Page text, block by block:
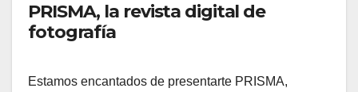
PRISMA, la revista digital de
fotografía
Estamos encantados de presentarte PRISMA,